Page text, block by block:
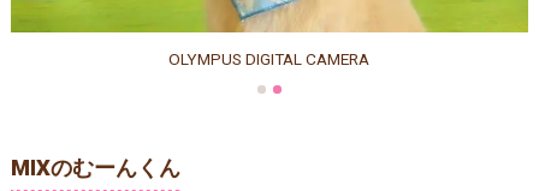
OLYMPUS DIGITAL CAMERA
MIXのむーんくん